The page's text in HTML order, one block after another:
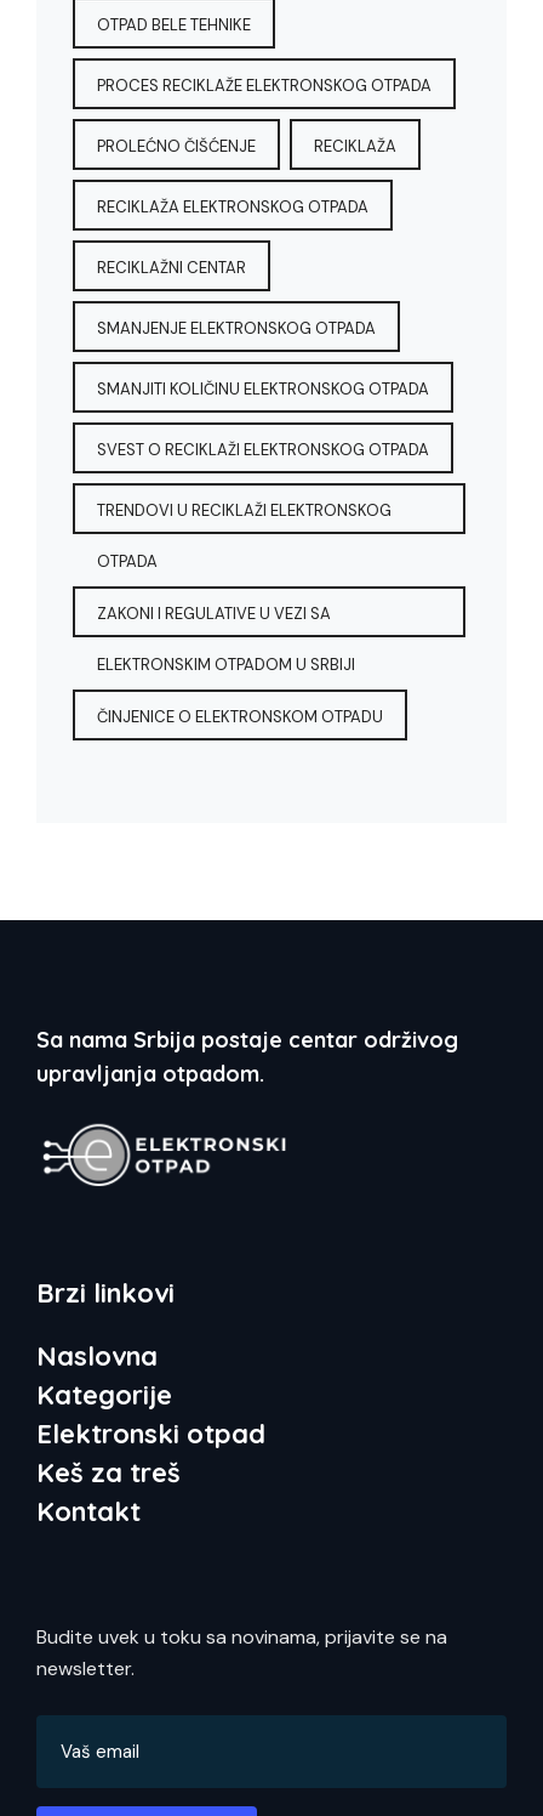
OTPAD BELE TEHNIKE
PROCES RECIKLAŽE ELEKTRONSKOG OTPADA
PROLEĆNO ČIŠĆENJE RECIKLAŽA
RECIKLAŽA ELEKTRONSKOG OTPADA
RECIKLAŽNI CENTAR
SMANJENJE ELEKTRONSKOG OTPADA
SMANJITI KOLIČINU ELEKTRONSKOG OTPADA
SVEST O RECIKLAŽI ELEKTRONSKOG OTPADA
TRENDOVI U RECIKLAŽI ELEKTRONSKOG
OTPADA
ZAKONI I REGULATIVE U VEZI SA
ELEKTRONSKIM OTPADOM U SRBIJI
ČINJENICE O ELEKTRONSKOM OTPADU
Sa nama Srbija postaje centar održivog
upravljanja otpadom.
Brzi linkovi
Naslovna
Kategorije
Elektronski otpad
Keš za treš
Kontakt
Budite uvek u toku sa novinama, prijavite se na
newsletter.